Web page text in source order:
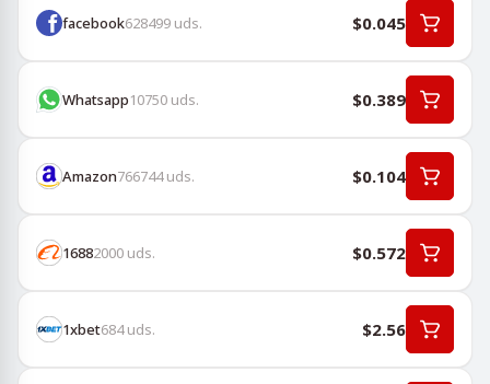
facebook628499 uds. $0.045
Whatsapp10750 uds. $0.389
Amazon766744uds. $0.104
16882000 uds. $0.572
1хbet684uds. $2.56